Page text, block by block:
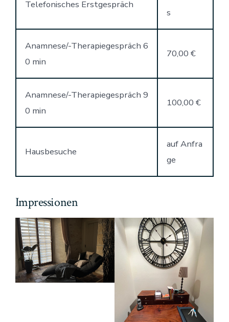
Telefonisches Erstgespräch
s
Anamnese/-Therapiegespräch 6
0 min
70,00 €
Anamnese/-Therapiegespräch 9
0 min
100,00 €
Hausbesuche
auf Anfra
ge
Impressionen